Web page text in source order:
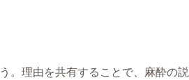
。理由を共有することで、麻酔の